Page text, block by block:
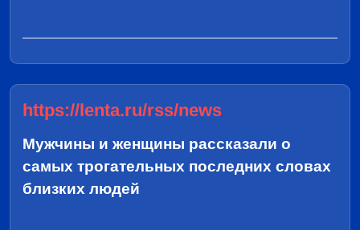
https://lenta.ru/rss/news
Мужчины и женщины рассказали о
самых трогательных последних словах
близких людей